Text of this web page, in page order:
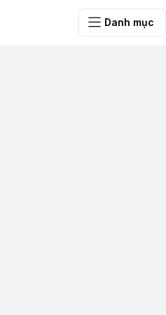
Danh mục